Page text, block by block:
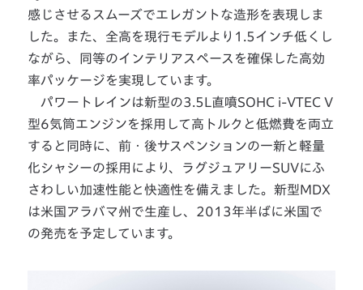
感じさせるスムーズでエレガントな造形を表現しま
した。また、全高を現行モデルより1.5インチ低くし
ながら、同等のインテリアスペースを確保した高効
率パッケージを実現しています。
パワートレインは新型の3.5L直噴SOHC i-VTEC V
型6気筒エンジンを採用して高トルクと低燃費を両立
すると同時に、前・後サスペンションの一新と軽量
化シャシーの採用により、ラグジュアリーSUVにふ
さわしい加速性能と快適性を備えました。新型MDX
は米国アラバマ州で生産し、2013年半ばに米国で
の発売を予定しています。